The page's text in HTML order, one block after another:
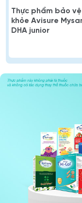
Thực phẩm bảo
khỏe Avisure
DHA junior